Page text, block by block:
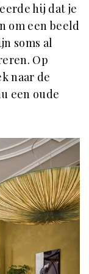
hij dat je
om een beeld
soms al
Op
naar de
een oude